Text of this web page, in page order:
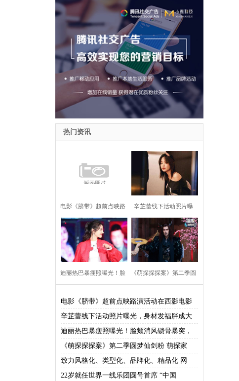
热门资讯
电影《脐带》超前点映路
演活动在西影电影园区举
办
辛芷蕾线下活动照片曝
光，身材发福胖成大妈，
引起网友热烈讨论！
迪丽热巴暴瘦照曝光！脸
位粉丝！
《萌探探探案》第二季圆
逍遥赵灵儿结局
电影《脐带》超前点映路演活动在西影电影
辛芷蕾线下活动照片曝光，身材发福胖成大
迪丽热巴暴瘦照曝光！脸颊消风锁骨暴突，
《萌探探探案》第二季圆梦仙剑粉 萌探家
致力风格化、类型化、品牌化、精品化 网
22岁就任世界一线乐团圆号首席 “中国